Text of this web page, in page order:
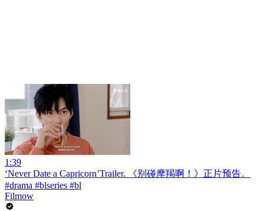
1:39
‘Never Date a Capricorn’Trailer. 《别碰摩羯啊！》正片预告。
#drama #blseries #bl
Filmow